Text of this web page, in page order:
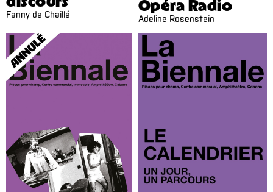
Fanny de Chaillé
Opéra Radio
Adeline Rosenstein